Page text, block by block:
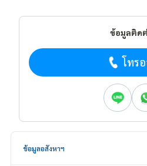
ข้อมูลติด
โทร
ข้อมูลอสังหาฯ